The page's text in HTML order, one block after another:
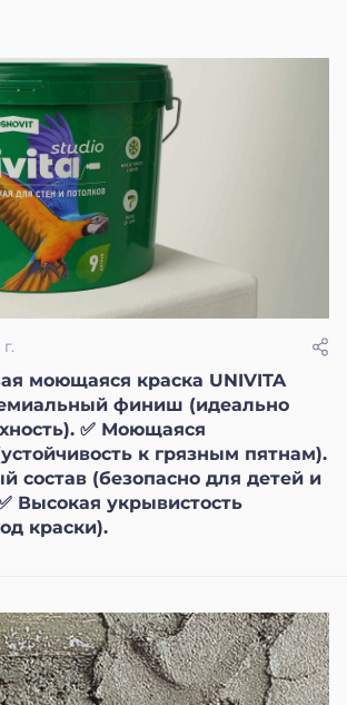
моющаяся краска UNIVITA
финиш (идеально
✅ Моющаяся
к грязным пятнам).
состав (безопасно для детей и
Высокая укрывистость
краски).